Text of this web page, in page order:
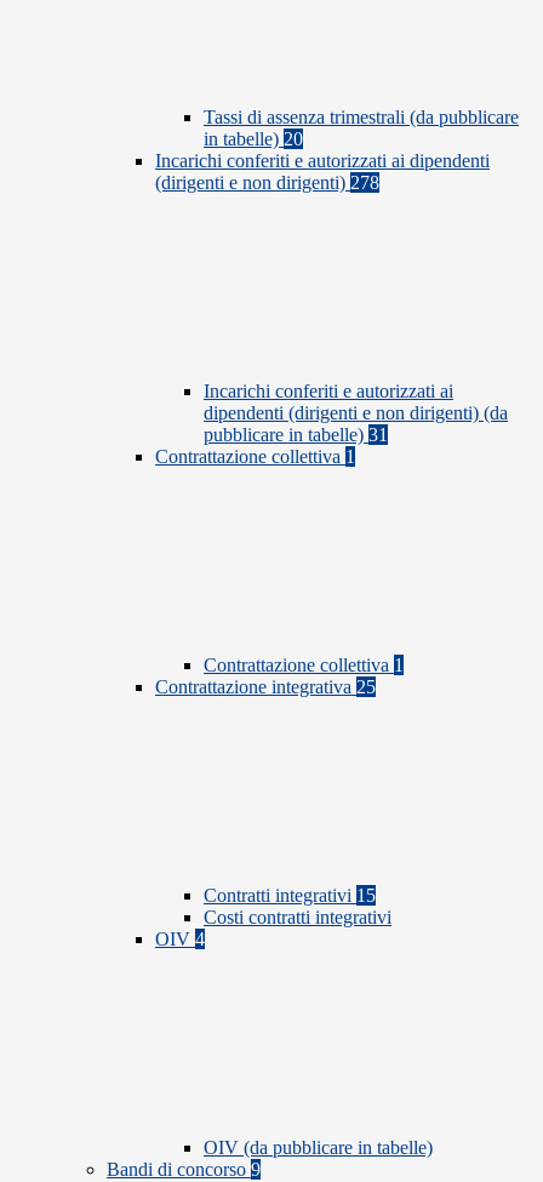
Tassi di assenza trimestrali (da pubblicare
in tabelle) 20
Incarichi conferiti e autorizzati ai dipendenti
(dirigenti e non dirigenti) 278
Incarichi conferiti e autorizzati ai
dipendenti (dirigenti e non dirigenti) (da
pubblicare in tabelle) 31
Contrattazione collettiva 1
Contrattazione collettiva 1
Contrattazione integrativa 25
Contratti integrativi 15
Costi contratti integrativi
OIV 4
OIV (da pubblicare in tabelle)
Bandi di concorso 9